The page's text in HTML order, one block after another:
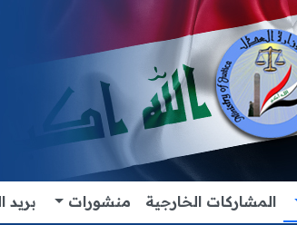
المشاركات الخارجية منشورات بريد